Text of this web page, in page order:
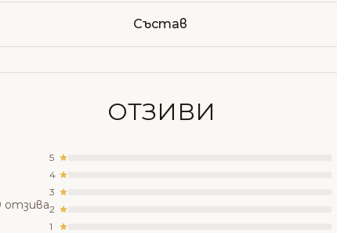
Състав
ОТЗИВИ
отзива
5
4
3
2
1